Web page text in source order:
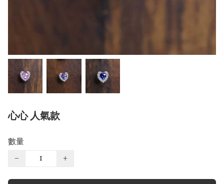
心心 人氣款
數量
−
+